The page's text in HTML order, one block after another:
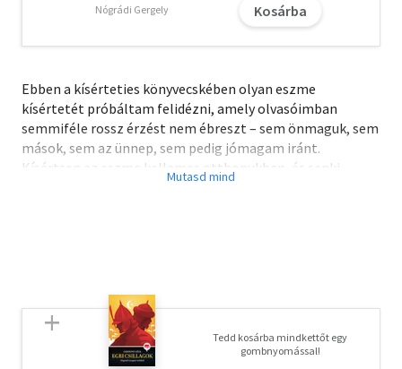
Nógrádi Gergely Kosárba
Ebben a kísérteties könyvecskében olyan eszme
kísértetét próbáltam felidézni, amely olvasóimban
semmiféle rossz érzést nem ébreszt – sem önmaguk, sem
mások, sem az ünnep, sem pedig jómagam iránt.
Kísértsen ez eszme kellemes otthonukban, és senki
Tedd kosárba mindkettőt egy
gombnyomással!